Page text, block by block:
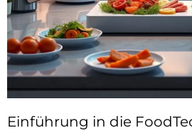
Einführung in die